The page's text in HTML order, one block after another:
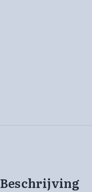
Beschrijving